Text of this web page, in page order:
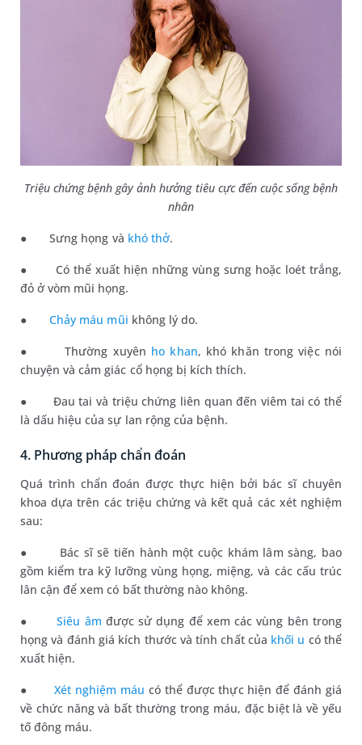
Triệu chứng bệnh gây ảnh hưởng tiêu cực đến cuộc sống bệnh
nhân
● Sưng họng và khó thở.
●
Có thể xuất hiện những vùng sưng hoặc loét trắng,
đỏ ở vòm mũi họng.
● Chảy máu mũi không lý do.
● Thường xuyên ho khan, khó khăn trong việc nói
chuyện và cảm giác cổ họng bị kích thích.
●
Đau tai và triệu chứng liên quan đến viêm tai có thể
là dấu hiệu của sự lan rộng của bệnh.
4. Phương pháp chẩn đoán
Quá trình chẩn đoán được thực hiện bởi bác sĩ chuyên
khoa dựa trên các triệu chứng và kết quả các xét nghiệm
sau:
●
Bác sĩ sẽ tiến hành một cuộc khám lâm sàng, bao
gồm kiểm tra kỹ lưỡng vùng họng, miệng, và các cấu trúc
lân cận để xem có bất thường nào không.
● Siêu âm được sử dụng để xem các vùng bên trong
họng và đánh giá kích thước và tính chất của khối u có thể
xuất hiện.
● Xét nghiệm máu có thể được thực hiện để đánh giá
về chức năng và bất thường trong máu, đặc biệt là về yếu
tố đông máu.